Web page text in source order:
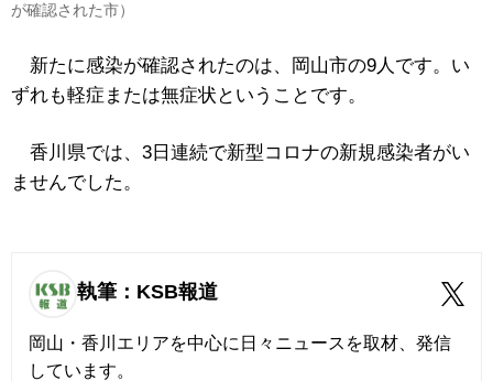
が確認された市）
新たに感染が確認されたのは、岡山市の9人です。い
ずれも軽症または無症状ということです。
香川県では、3日連続で新型コロナの新規感染者がい
ませんでした。
執筆：KSB報道
岡山・香川エリアを中心に日々ニュースを取材、発信
しています。